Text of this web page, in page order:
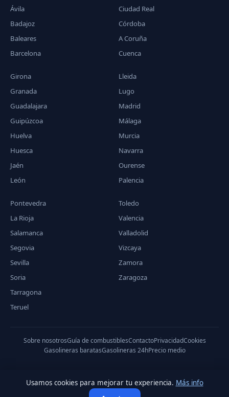
Ávila
Badajoz
Baleares
Barcelona
Ciudad Real
Córdoba
A Coruña
Cuenca
Girona
Granada
Guadalajara
Guipúzcoa
Huelva
Huesca
Jaén
León
Lleida
Lugo
Madrid
Málaga
Murcia
Navarra
Ourense
Palencia
Pontevedra
La Rioja
Salamanca
Segovia
Sevilla
Soria
Tarragona
Teruel
Toledo
Valencia
Valladolid
Vizcaya
Zamora
Zaragoza
Sobre nosotrosGuía de combustiblesContactoPrivacidadCookies
Gasolineras baratasGasolineras 24hPrecio medio
© 2026 PreciodeGasolina.es — Datos del Ministerio de Industria,
Usamos cookies para mejorar tu experiencia. Más info